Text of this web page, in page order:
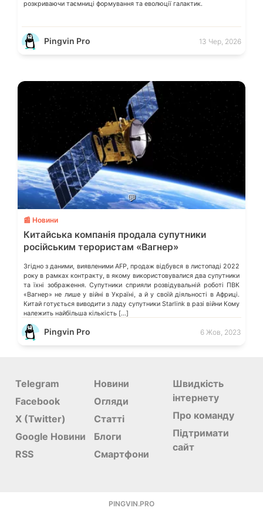
розкриваючи таємниці формування та еволюції галактик.
Pingvin Pro 13 Чер, 2026
💬
📰 Новини
Китайська компанія продала супутники
російським терористам «Вагнер»
Згідно з даними, виявленими AFP, продаж відбувся в листопаді 2022
року в рамках контракту, в якому використовувалися два супутники
та їхні зображення. Супутники сприяли розвідувальній роботі ПВК
«Вагнер» не лише у війні в Україні, а й у своїй діяльності в Африці.
Китай готується виводити з ладу супутники Starlink в разі війни Кому
належить найбільша кількість […]
Pingvin Pro 6 Жов, 2023
Telegram
Facebook
X (Twitter)
Google Новини
RSS
Новини
Огляди
Статті
Блоги
Смартфони
Швидкість
інтернету
Про команду
Підтримати
сайт
PINGVIN.PRO